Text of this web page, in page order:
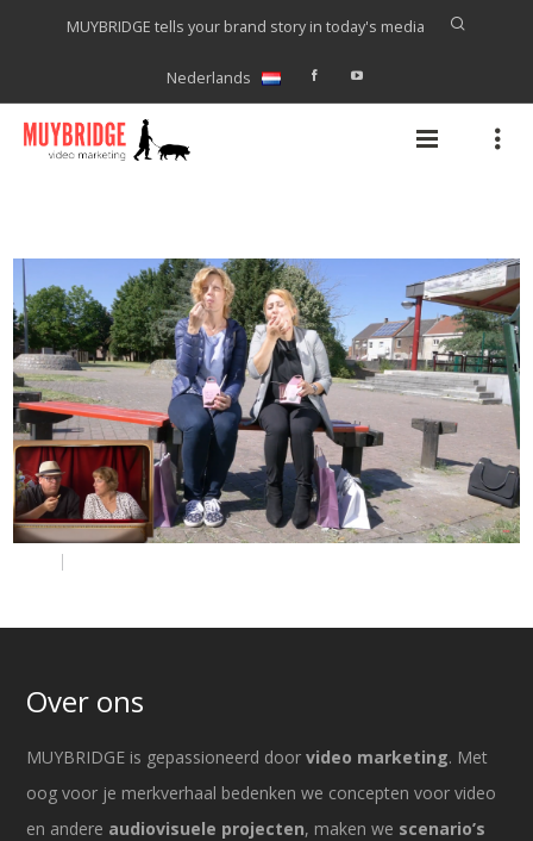
MUYBRIDGE tells your brand story in today's media
Nederlands
Over ons
MUYBRIDGE is gepassioneerd doorvideo marketing. Met
oog voor je merkverhaal bedenken we concepten voor video
en andere audiovisuele projecten, maken we scenario’s